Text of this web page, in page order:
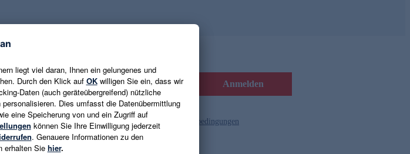
E-Mail-Adresse eingeben Anmelden
Es gelten die Datenschutzrichtlinien und die Gutscheinbedingungen